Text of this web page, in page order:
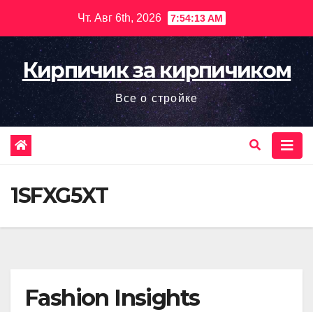
содержимому
Чт. Авг 6th, 2026 7:54:15 AM
Кирпичик за кирпичиком
Все о стройке
1SFXG5XT
Fashion Insights